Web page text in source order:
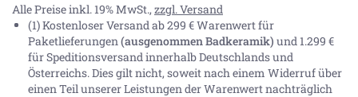
Alle Preise inkl. 19% MwSt., zzgl. Versand
(1) Kostenloser Versand ab 299 € Warenwert für
Paketlieferungen(ausgenommen Badkeramik) und 1.299 €
für Speditionsversand innerhalb Deutschlands und
Österreichs. Dies gilt nicht, soweit nach einem Widerruf über
einen Teil unserer Leistungen der Warenwert nachträglich